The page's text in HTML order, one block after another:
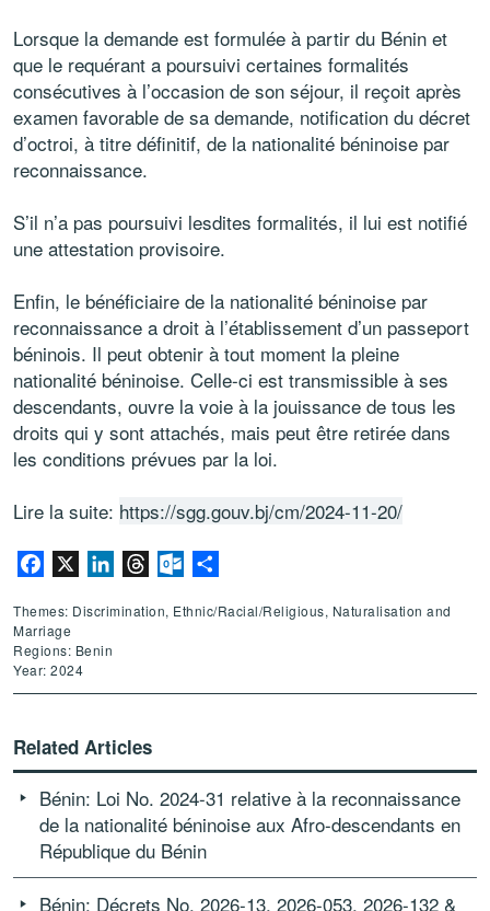
Lorsque la demande est formulée à partir du Bénin et
que le requérant a poursuivi certaines formalités
consécutives à l’occasion de son séjour, il reçoit après
examen favorable de sa demande, notification du décret
d’octroi, à titre définitif, de la nationalité béninoise par
reconnaissance.
S’il n’a pas poursuivi lesdites formalités, il lui est notifié
une attestation provisoire.
Enfin, le bénéficiaire de la nationalité béninoise par
reconnaissance a droit à l’établissement d’un passeport
béninois. Il peut obtenir à tout moment la pleine
nationalité béninoise. Celle-ci est transmissible à ses
descendants, ouvre la voie à la jouissance de tous les
droits qui y sont attachés, mais peut être retirée dans
les conditions prévues par la loi.
Lire la suite: https://sgg.gouv.bj/cm/2024-11-20/
Facebook LinkedInThreadsOutlook.com
Themes: Discrimination, Ethnic/Racial/Religious, Naturalisation and
Marriage
Regions: Benin
Year: 2024
Related Articles
Bénin: Loi No. 2024-31 relative à la reconnaissance
de la nationalité béninoise aux Afro-descendants en
République du Bénin
Bénin: Décrets No. 2026-13, 2026-053, 2026-132 &